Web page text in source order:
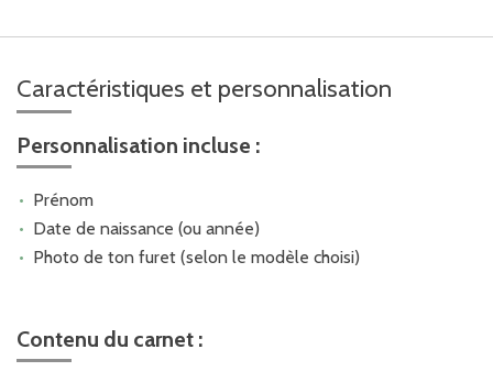
Caractéristiques et personnalisation
Personnalisation incluse :
Prénom
Date de naissance (ou année)
Photo de ton furet (selon le modèle choisi)
Contenu du carnet :